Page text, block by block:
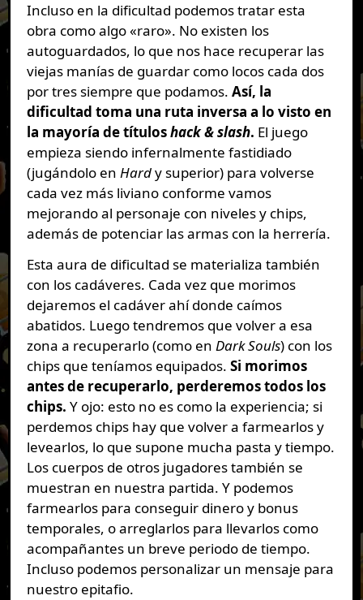
Incluso en la dificultad podemos tratar esta
obra como algo «raro». No existen los
autoguardados, lo que nos hace recuperar las
viejas manías de guardar como locos cada dos
por tres siempre que podamos. Así, la
dificultad toma una ruta inversa a lo visto en
la mayoría de títuloshack & slash. El juego
empieza siendo infernalmente fastidiado
(jugándolo en Hardy superior) para volverse
cada vez más liviano conforme vamos
mejorando al personaje con niveles y chips,
además de potenciar las armas con la herrería.
Esta aura de dificultad se materializa también
con los cadáveres. Cada vez que morimos
dejaremos el cadáver ahí donde caímos
abatidos. Luego tendremos que volver a esa
zona a recuperarlo (como en Dark Souls) con los
chips que teníamos equipados. Si morimos
antes de recuperarlo, perderemos todos los
chips. Y ojo: esto no es como la experiencia; si
perdemos chips hay que volver a farmearlos y
levearlos, lo que supone mucha pasta y tiempo.
Los cuerpos de otros jugadores también se
muestran en nuestra partida. Y podemos
farmearlos para conseguir dinero y bonus
temporales, o arreglarlos para llevarlos como
acompañantes un breve periodo de tiempo.
Incluso podemos personalizar un mensaje para
nuestro epitafio.